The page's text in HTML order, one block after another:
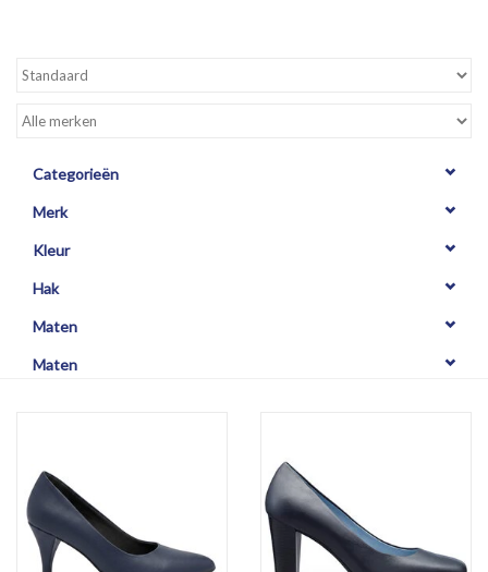
Categorieën
Merk
Kleur
Hak
Maten
Maten